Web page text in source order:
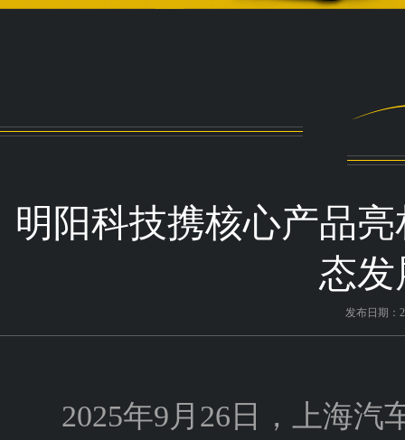
明阳科技携核心产品
态
发布日期：
2025年9月26日，上海汽